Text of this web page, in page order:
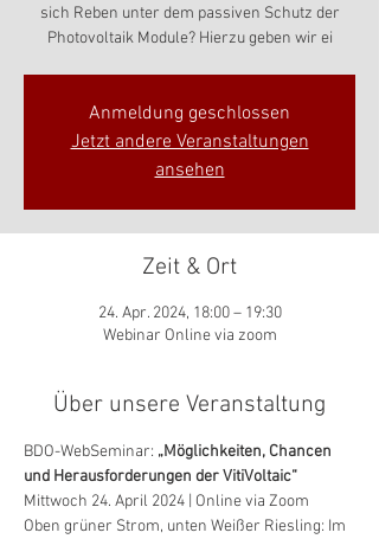
sich Reben unter dem passiven Schutz der
Photovoltaik Module? Hierzu geben wir ei
Anmeldung geschlossen
Jetzt andere Veranstaltungen
ansehen
Zeit & Ort
24. Apr. 2024, 18:00 – 19:30
Webinar Online via zoom
Über unsere Veranstaltung
BDO-WebSeminar: „Möglichkeiten, Chancen
und Herausforderungen der VitiVoltaic“
Mittwoch 24. April 2024 | Online via Zoom
Oben grüner Strom, unten Weißer Riesling: Im